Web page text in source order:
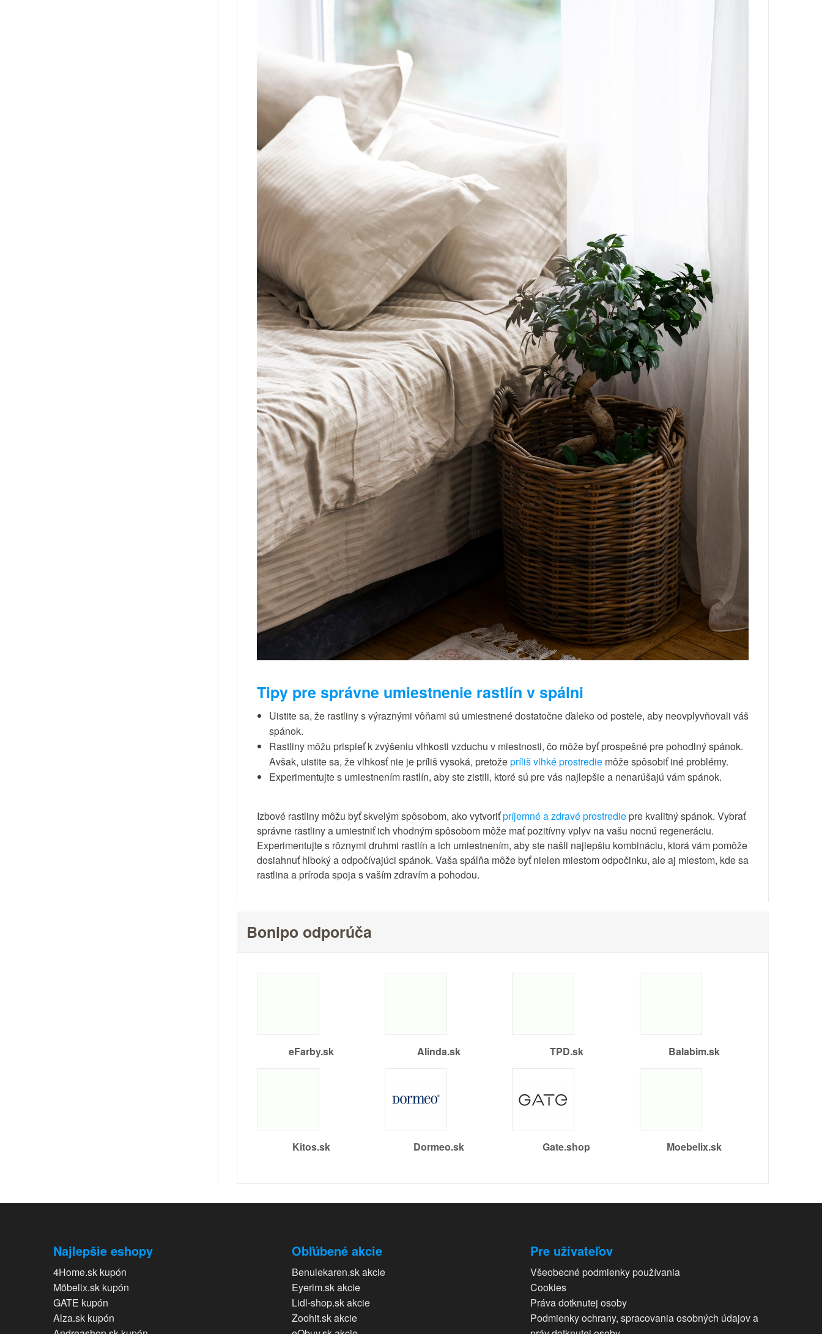
Tipy pre správne umiestnenie rastlín v spálni
Uistite sa, že rastliny s výraznými vôňami sú umiestnené dostatočne ďaleko od postele, aby neovplyvňovali váš
spánok.
Rastliny môžu prispieť k zvýšeniu vlhkosti vzduchu v miestnosti, čo môže byť prospešné pre pohodlný spánok.
Avšak, uistite sa, že vlhkosť nie je príliš vysoká, pretožepríliš vlhké prostredie môže spôsobiť iné problémy.
Experimentujte s umiestnením rastlín, aby ste zistili, ktoré sú pre vás najlepšie a nenarúšajú vám spánok.
Izbové rastliny môžu byť skvelým spôsobom, ako vytvoriťpríjemné a zdravé prostrediepre kvalitný spánok. Vybrať
správne rastliny a umiestniť ich vhodným spôsobom môže mať pozitívny vplyv na vašu nocnú regeneráciu.
Experimentujte s rôznymi druhmi rastlín a ich umiestnením, aby ste našli najlepšiu kombináciu, ktorá vám pomôže
dosiahnuť hlboký a odpočívajúci spánok. Vaša spálňa môže byť nielen miestom odpočinku, ale aj miestom, kde sa
rastlina a príroda spoja s vaším zdravím a pohodou.
Bonipo odporúča
eFarby.sk Alinda.sk TPD.sk Balabim.sk
Kitos.sk Dormeo.sk Gate.shop Moebelix.sk
Najlepšie eshopy
4Home.sk kupón
Möbelix.sk kupón
GATE kupón
Alza.sk kupón
Obľúbené akcie
Benulekaren.sk akcie
Eyerim.sk akcie
Lidl-shop.sk akcie
Zoohit.sk akcie
Pre užívateľov
Všeobecné podmienky používania
Cookies
Práva dotknutej osoby
Podmienky ochrany, spracovania osobných údajov a